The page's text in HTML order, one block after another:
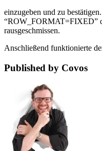
einzugeben und zu
“ROW_FORMAT=FIXED”
rausgeschmissen.
Anschließend funktionierte
Published by Covos